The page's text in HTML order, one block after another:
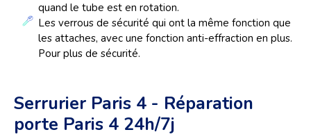
quand le tube est en rotation.
Les verrous de sécurité qui ont la même fonction que
les attaches, avec une fonction anti-effraction en plus.
Pour plus de sécurité.
Serrurier Paris 4 - Réparation
porte Paris 4 24h/7j